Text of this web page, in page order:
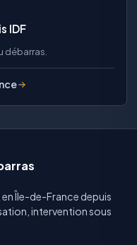
IDF
débarras.
en Île-de-France depuis
intervention sous